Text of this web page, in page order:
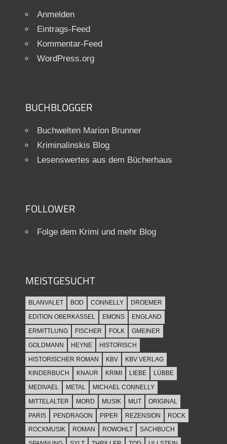
Anmelden
Eintrags-Feed
Kommentar-Feed
WordPress.org
BUCHBLOGGER
Buchwelten Marion Brunner
Kriminalinskis Blog
Lesenswertes aus dem Bücherhaus
FOLLOWER
Folge dem Krimi und mehr Blog
MEISTGESUCHT
BLANVALET BOD CONNELLY
DROEMER
EDITION OBERKASSEL
EMONS
ENGLAND
ERMITTLUNG
FISCHER FOLK
GMEINER
GOLDMANN
HEYNE
HISTORISCH
HISTORISCHER ROMAN
KBV
KBV VERLAG
KINDERBUCH
KNAUR KRIMI LIEBE
LÜBBE
MEDIVAEL
METAL
MICHAEL CONNELLY
MITTELALTER
MORD MUSIK MUT
ORIGINAL
PARIS
PENDRAGON PIPER REZENSION
ROCK
ROCKMUSIK
ROMAN ROWOHLT
SACHBUCH